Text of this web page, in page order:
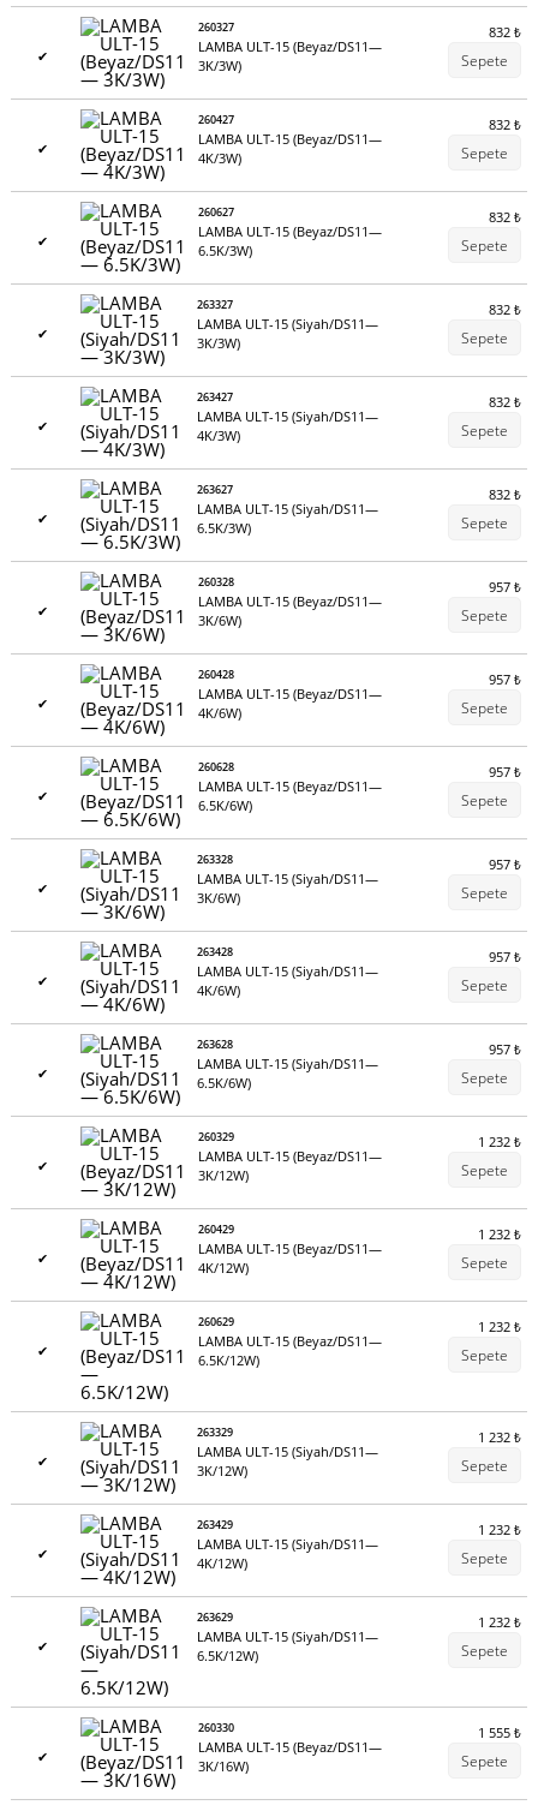
✔
260327
LAMBA ULT-15 (Beyaz/DS11—
3K/3W)
832₺
Sepete
✔
260427
LAMBA ULT-15 (Beyaz/DS11—
4K/3W)
832₺
Sepete
✔
260627
LAMBA ULT-15 (Beyaz/DS11—
6.5K/3W)
832₺
Sepete
✔
263327
LAMBA ULT-15 (Siyah/DS11—
3K/3W)
832₺
Sepete
✔
263427
LAMBA ULT-15 (Siyah/DS11—
4K/3W)
832₺
Sepete
✔
263627
LAMBA ULT-15 (Siyah/DS11—
6.5K/3W)
832₺
Sepete
✔
260328
LAMBA ULT-15 (Beyaz/DS11—
3K/6W)
957₺
Sepete
✔
260428
LAMBA ULT-15 (Beyaz/DS11—
4K/6W)
957₺
Sepete
✔
260628
LAMBA ULT-15 (Beyaz/DS11—
6.5K/6W)
957₺
Sepete
✔
263328
LAMBA ULT-15 (Siyah/DS11—
3K/6W)
957₺
Sepete
✔
263428
LAMBA ULT-15 (Siyah/DS11—
4K/6W)
957₺
Sepete
✔
263628
LAMBA ULT-15 (Siyah/DS11—
6.5K/6W)
957₺
Sepete
✔
260329
LAMBA ULT-15 (Beyaz/DS11—
3K/12W)
1 232₺
Sepete
✔
260429
LAMBA ULT-15 (Beyaz/DS11—
4K/12W)
1 232₺
Sepete
✔
260629
LAMBA ULT-15 (Beyaz/DS11—
6.5K/12W)
1 232₺
Sepete
✔
263329
LAMBA ULT-15 (Siyah/DS11—
3K/12W)
1 232₺
Sepete
✔
263429
LAMBA ULT-15 (Siyah/DS11—
4K/12W)
1 232₺
Sepete
✔
263629
LAMBA ULT-15 (Siyah/DS11—
6.5K/12W)
1 232₺
Sepete
✔
260330
LAMBA ULT-15 (Beyaz/DS11—
3K/16W)
1 555₺
Sepete